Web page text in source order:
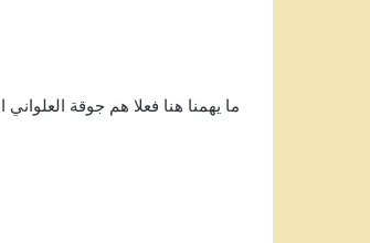
ما يهمنا هنا فعلا هم جوقة